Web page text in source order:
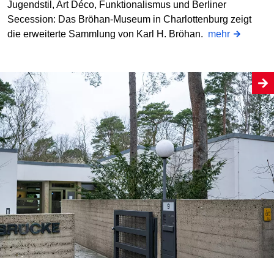
Jugendstil, Art Déco, Funktionalismus und Berliner
Secession: Das Bröhan-Museum in Charlottenburg zeigt
die erweiterte Sammlung von Karl H. Bröhan. mehr